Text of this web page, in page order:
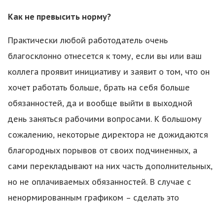
Как не превысить норму?
Практически любой работодатель очень
благосклонно отнесется к тому, если вы или ваш
коллега проявит инициативу и заявит о том, что он
хочет работать больше, брать на себя больше
обязанностей, да и вообще выйти в выходной
день заняться рабочими вопросами. К большому
сожалению, некоторые директора не дожидаются
благородных порывов от своих подчиненных, а
сами перекладывают на них часть дополнительных,
но не оплачиваемых обязанностей. В случае с
ненормированным графиком – сделать это